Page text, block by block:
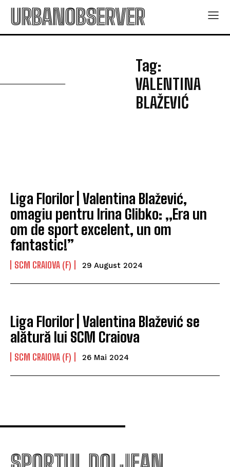
URBANOBSERVER
Tag:
VALENTINA
BLAŽEVIĆ
V
Liga Florilor | Valentina Blažević,
omagiu pentru Irina Glibko: „Era un
om de sport excelent, un om
fantastic!”
SCM CRAIOVA (F) 29 August 2024
Liga Florilor | Valentina Blažević se
alătură lui SCM Craiova
SCM CRAIOVA (F) 26 Mai 2024